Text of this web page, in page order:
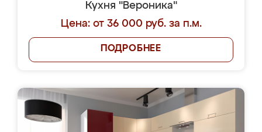
Кухня "Вероника"
Цена: от 36 000 руб. за п.м.
ПОДРОБНЕЕ